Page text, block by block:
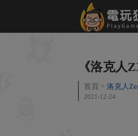
《洛克人
首頁 洛克人
2021-12-24